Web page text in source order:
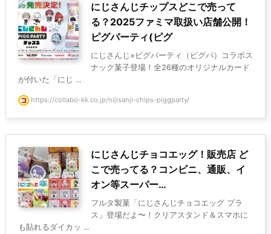
にじさんじチップスどこで売って
る？2025ファミマ取扱い店舗公開！
ピグパーティ(ピグ
にじさんじ×ピグパーティ（ピグパ）コラボス
ナック菓子登場！全26種のオリジナルカード
が付いた「にじ ...
https://collabo-kk.co.jp/nijisanji-chips-piggparty/
にじさんじチョコエッグ！販売店 ど
こで売ってる？コンビニ、通販、イ
オン等スーパー…
フルタ製菓「にじさんじチョコエッグ プラ
ス」登場だよ〜！クリアスタンド＆スマホに
も貼れるダイカッ ...